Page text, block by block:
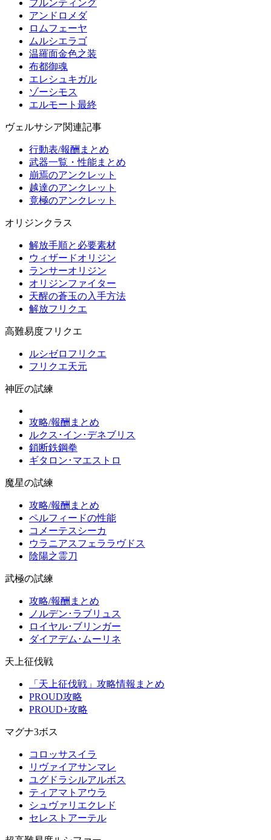
フルンティング
アンドロメダ
ロムフェーヤ
ムルシエラゴ
温羅面金色之装
布都御魂
エレシュキガル
ゾーシモス
エルモート最終
ヴェルサシア関連記事
行動表/報酬まとめ
武器一覧・性能まとめ
崩焉のアンクレット
越達のアンクレット
竟極のアンクレット
オリジンクラス
解放手順と必要素材
ウィザードオリジン
ランサーオリジン
オリジンファイター
天醒の蒼玉の入手方法
解放フリクエ
高難易度フリクエ
ルシゼロフリクエ
フリクエ天元
神匠の試練
攻略/報酬まとめ
ルクス･イン･デネブリス
鎖断鉄鋼拳
ギタロン･マエストロ
魔星の試練
攻略/報酬まとめ
ペルフィードの性能
コメーテスシーカ
ウラニアスフェララヴドス
陰陽之霊刀
武極の試練
攻略/報酬まとめ
ノルデン･ラブリュス
ロイヤル･ブリンガー
ダイアデム･ムーリネ
天上征伐戦
「天上征伐戦」攻略情報まとめ
PROUD攻略
PROUD+攻略
マグナ3ボス
コロッサスイラ
リヴァイアサンマレ
ユグドラシルアルボス
ティアマトアウラ
シュヴァリエクレド
セレストアーテル